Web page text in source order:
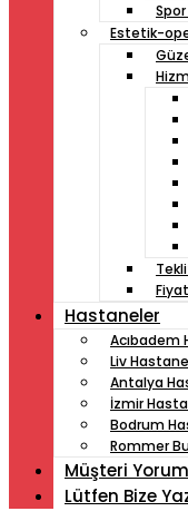
Estetik-
Hastaneler
Acıbadem
Liv
Antalya
İzmir
Bodrum
Rommer
Müşteri
Lütfen Bize